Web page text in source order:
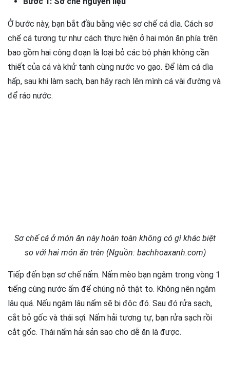
Ở bước này, bạn bắt đầu bằng việc sơ chế cá dìa. Cách sơ
chế cá tương tự như cách thực hiện ở hai món ăn phía trên
bao gồm hai công đoạn là loại bỏ các bộ phận không cần
thiết của cá và khử tanh cùng nước vo gạo. Để làm cá dìa
hấp, sau khi làm sạch, bạn hãy rạch lên mình cá vài đường và
để ráo nước.
Sơ chế cá ở món ăn này hoàn toàn không có gì khác biệt
so với hai món ăn trên (Nguồn: bachhoaxanh.com)
Tiếp đến bạn sơ chế nấm. Nấm mèo bạn ngâm trong vòng 1
tiếng cùng nước ấm để chúng nở thật to. Không nên ngâm
lâu quá. Nếu ngâm lâu nấm sẽ bị độc đó. Sau đó rửa sạch,
cắt bỏ gốc và thái sợi. Nấm hải tương tự, bạn rửa sạch rồi
cắt gốc. Thái nấm hải sản sao cho dễ ăn là được.